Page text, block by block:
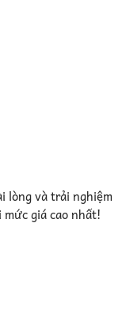
lòng và trải nghiệm
giá cao nhất!